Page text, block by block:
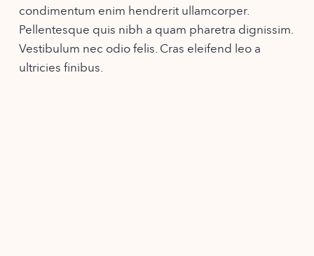
condimentum enim hendrerit ullamcorper.
Pellentesque quis nibh a quam pharetra dignissim.
Vestibulum nec odio felis. Cras eleifend leo a
ultricies finibus.